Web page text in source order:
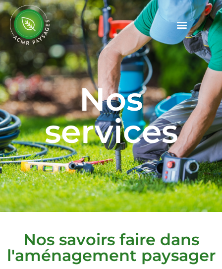
Nos services
Nos
services
Nos savoirs faire dans
l'aménagement paysager